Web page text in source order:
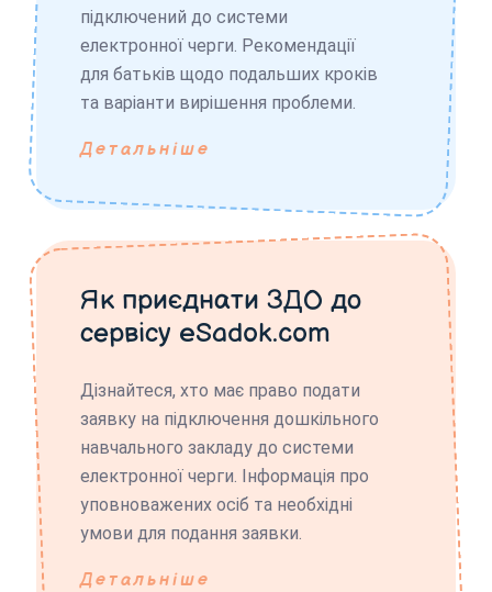
підключений до системи
електронної черги. Рекомендації
для батьків щодо подальших кроків
та варіанти вирішення проблеми.
Детальніше
Як приєднати ЗДО до
сервісу eSadok.com
Дізнайтеся, хто має право подати
заявку на підключення дошкільного
навчального закладу до системи
електронної черги. Інформація про
уповноважених осіб та необхідні
умови для подання заявки.
Детальніше